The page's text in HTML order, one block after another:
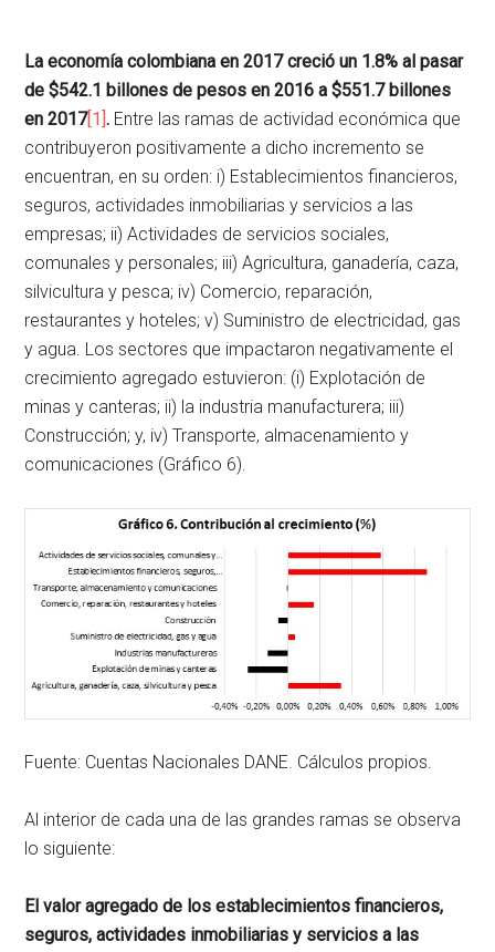
La economía colombiana en 2017 creció un 1.8% al pasar
de $542.1 billones de pesos en 2016 a $551.7 billones
en 2017[1]. Entre las ramas de actividad económica que
contribuyeron positivamente a dicho incremento se
encuentran, en su orden: i) Establecimientos financieros,
seguros, actividades inmobiliarias y servicios a las
empresas; ii) Actividades de servicios sociales,
comunales y personales; iii) Agricultura, ganadería, caza,
silvicultura y pesca; iv) Comercio, reparación,
restaurantes y hoteles; v) Suministro de electricidad, gas
y agua. Los sectores que impactaron negativamente el
crecimiento agregado estuvieron: (i) Explotación de
minas y canteras; ii) la industria manufacturera; iii)
Construcción; y, iv) Transporte, almacenamiento y
comunicaciones (Gráfico 6).
Fuente: Cuentas Nacionales DANE. Cálculos propios.
Al interior de cada una de las grandes ramas se observa
lo siguiente:
El valor agregado de los establecimientos financieros,
seguros, actividades inmobiliarias y servicios a las